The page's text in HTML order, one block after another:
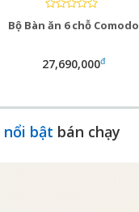
Bộ Bàn ăn 6 chỗ Comodo
27,690,000đ
nổi bật bán chạy